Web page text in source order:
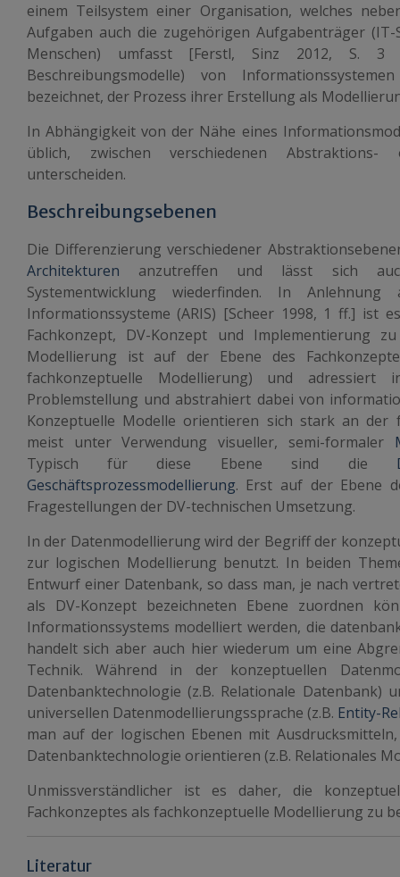
einem Teilsystem einer Organisation, welches
Aufgaben auch die zugehörigen Aufgabenträger (IT-
Menschen) umfasst [Ferstl, Sinz 2012, S.
Beschreibungsmodelle) von
bezeichnet, der Prozess ihrer Erstellung als
In Abhängigkeit von der Nähe eines
üblich, zwischen verschiedenen Abstraktions-
unterscheiden.
Beschreibungsebenen
Die Differenzierung verschiedener
Architekturen anzutreffen und lässt sich
Systementwicklung wiederfinden. In
Informationssysteme (ARIS) [Scheer 1998, 1 ff.] ist
Fachkonzept, DV-Konzept und Implementierung
Modellierung ist auf der Ebene des
fachkonzeptuelle Modellierung) und
Problemstellung und abstrahiert dabei von
Konzeptuelle Modelle orientieren sich stark an der
meist unter Verwendung visueller, semi-formaler
Typisch für diese Ebene sind die
Geschäftsprozessmodellierung. Erst auf der Ebene
Fragestellungen der DV-technischen Umsetzung.
In der Datenmodellierung wird der Begriff der
zur logischen Modellierung benutzt. In beiden
Entwurf einer Datenbank, so dass man, je nach
als DV-Konzept bezeichneten Ebene zuordnen
Informationssystems modelliert werden, die
handelt sich aber auch hier wiederum um eine
Technik. Während in der konzeptuellen
Datenbanktechnologie (z.B. Relationale
universellen Datenmodellierungssprache (z.B. Entity-
man auf der logischen Ebenen mit
Datenbanktechnologie orientieren (z.B. Relationales
Unmissverständlicher ist es daher, die
Fachkonzeptes als fachkonzeptuelle Modellierung zu
Literatur